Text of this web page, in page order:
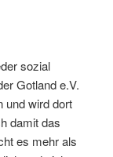
sozial
Gotland e.V.
und wird dort
damit das
es mehr als